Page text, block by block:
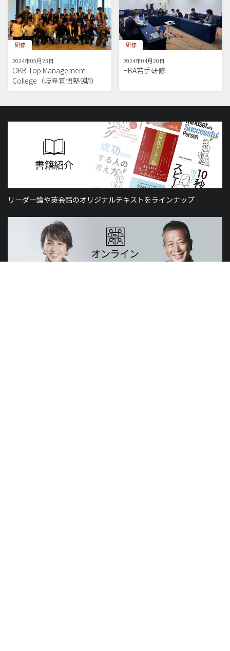
研修
2024年05月23日
OKB Top Management
College（岐阜覚悟塾9期）
研修
2024年04月20日
HBA若手研修
リーダー論や英会話のオリジナルテキストをラインナップ